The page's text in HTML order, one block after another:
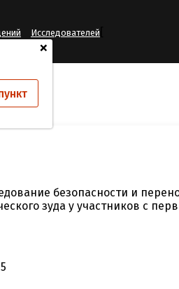
+
Исследователей
безопасности и
зуда у участников с